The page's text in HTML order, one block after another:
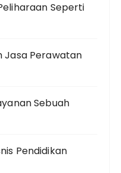
Seperti
Jasa Perawatan
Sebuah
Pendidikan